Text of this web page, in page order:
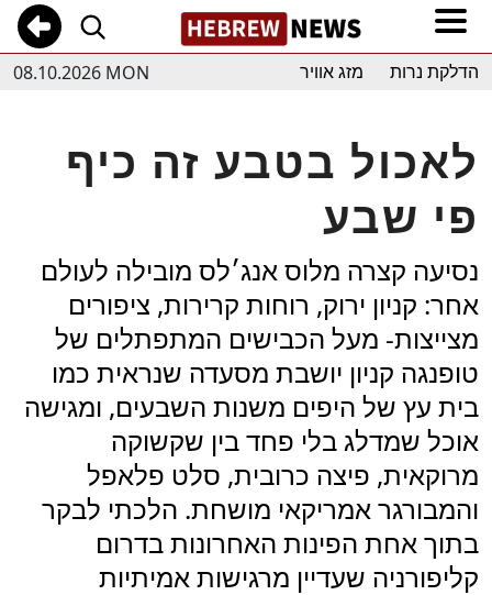
08.10.2026 MON הדלקת נרות מזג אוויר
לאכול בטבע זה כיף
פי שבע
נסיעה קצרה מלוס אנג׳לס מובילה לעולם
אחר: קניון ירוק, רוחות קרירות, ציפורים
מצייצות- מעל הכבישים המתפתלים של
טופנגה קניון יושבת מסעדה שנראית כמו
בית עץ של היפים משנות השבעים, ומגישה
אוכל שמדלג בלי פחד בין שקשוקה
מרוקאית, פיצה כרובית, סלט פלאפל
והמבורגר אמריקאי מושחת. הלכתי לבקר
בתוך אחת הפינות האחרונות בדרום
קליפורניה שעדיין מרגישות אמיתיות